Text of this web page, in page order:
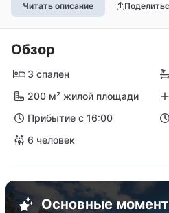
Читать описание
Обзор
3 спален
200 м² жилой площади
Прибытие с 16:00
6 человек
Основные